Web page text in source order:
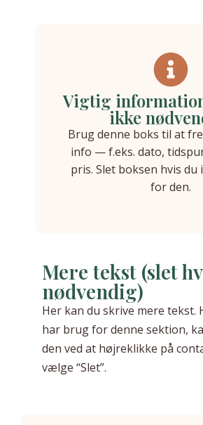
Vigtig
ikke
Brug denne boks til at
info — f.eks. dato,
pris. Slet boksen hvis
for den.
Mere tekst (slet
nødvendig)
Her kan du skrive mere tekst.
har brug for denne sektion,
den ved at højreklikke på
vælge “Slet”.